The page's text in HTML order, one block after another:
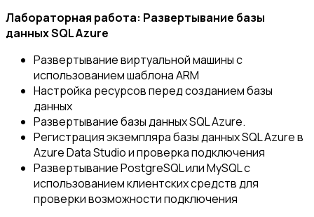
Лабораторная работа: Развертывание базы
данных SQL Azure
Развертывание виртуальной машины с
использованием шаблона ARM
Настройка ресурсов перед созданием базы
данных
Развертывание базы данных SQL Azure.
Регистрация экземпляра базы данных SQL Azure в
Azure Data Studio и проверка подключения
Развертывание PostgreSQL или MySQL с
использованием клиентских средств для
проверки возможности подключения